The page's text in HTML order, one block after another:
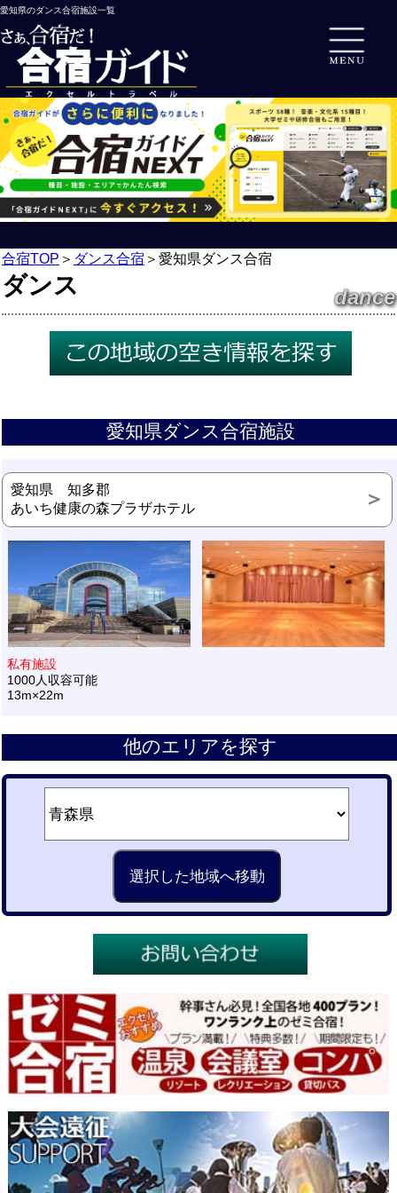
愛知県のダンス合宿施設一覧
合宿TOP ＞ ダンス合宿 ＞ 愛知県ダンス合宿
ダンス dance
愛知県ダンス合宿施設
愛知県 知多郡
あいち健康の森プラザホテル
私有施設
1000人収容可能
13m×22m
他のエリアを探す